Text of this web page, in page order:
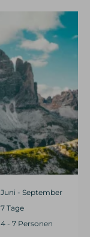
Juni - September
7 Tage
4 - 7 Personen